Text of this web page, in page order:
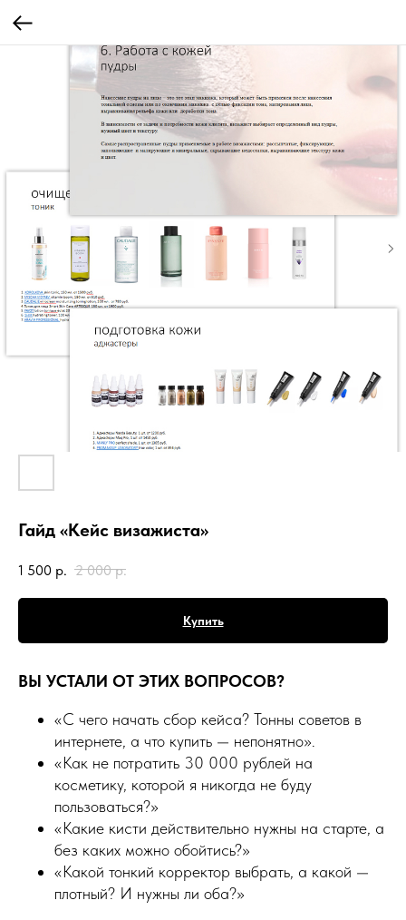
Гайд «Кейс визажиста»
1 500 р. 2 000 р.
Купить
ВЫ УСТАЛИ ОТ ЭТИХ ВОПРОСОВ?
«С чего начать сбор кейса? Тонны советов в
интернете, а что купить — непонятно».
«Как не потратить 30 000 рублей на
косметику, которой я никогда не буду
пользоваться?»
«Какие кисти действительно нужны на старте, а
без каких можно обойтись?»
«Какой тонкий корректор выбрать, а какой —
плотный? И нужны ли оба?»